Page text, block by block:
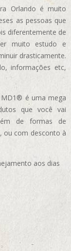
Orlando é muito
as pessoas que
diferentemente de
muito estudo e
drasticamente.
informações etc,
MD1® é uma mega
que você vai
de formas de
ou com desconto à
aos dias